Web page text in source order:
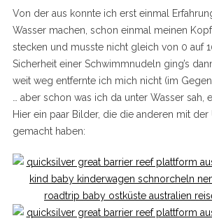
Von der aus konnte ich erst einmal
Wasser machen, schon einmal meinen
stecken und musste nicht gleich von 0 auf
Sicherheit einer Schwimmnudeln ging’s
weit weg entfernte ich mich nicht (im
… aber schon was ich da unter Wasser sah,
Hier ein paar Bilder, die die anderen mit der
gemacht haben:
S
r
c
h
r